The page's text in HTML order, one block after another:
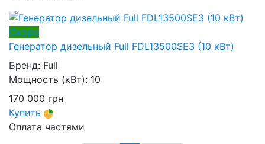
Скоро
Генератор дизельный Full FDL13500SE3 (10 кВт)
Бренд: Full
Мощность (кВт): 10
170 000 грн
Купить
Оплата частями